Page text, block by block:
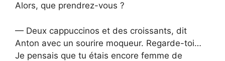
Alors, que prendrez-vous ?
— Deux cappuccinos et des croissants, dit
Anton avec un sourire moqueur. Regarde-toi…
Je pensais que tu étais encore femme de